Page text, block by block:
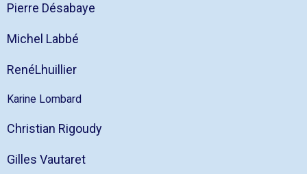
Pierre Désabaye
Michel Labbé
RenéLhuillier
Karine Lombard
Christian Rigoudy
Gilles Vautaret